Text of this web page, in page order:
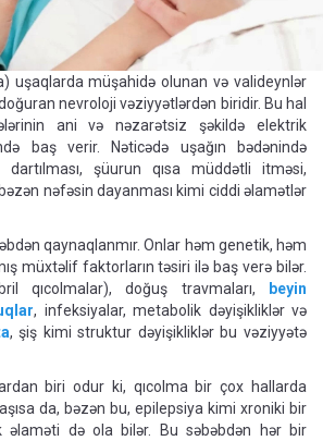
uşaqlarda müşahidə olunan və valideynlər
nevroloji vəziyyətlərdən biridir. Bu hal
ani və nəzarətsiz şəkildə elektrik
baş verir. Nəticədə uşağın bədənində
dartılması, şüurun qısa müddətli itməsi,
nəfəsin dayanması kimi ciddi əlamətlər
qaynaqlanmır. Onlar həm genetik, həm
müxtəlif faktorların təsiri ilə baş verə bilər.
qıcolmalar), doğuş travmaları,
beyin
, infeksiyalar, metabolik dəyişikliklər və
, şiş kimi struktur dəyişikliklər bu vəziyyətə
biri odur ki, qıcolma bir çox hallarda
da, bəzən bu, epilepsiya kimi xroniki bir
əlaməti də ola bilər. Bu səbəbdən hər bir